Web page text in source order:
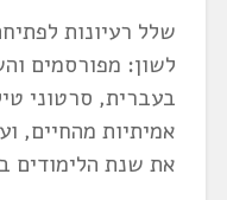
שלל רעיונות
לשון: מפורסמים
בעברית, סרטוני
אמיתיות מהחיים,
את שנת הלימודים